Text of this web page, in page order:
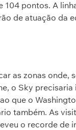
pontos. A
de atuação da
as zonas onde,
o Sky
que o
também. As
o recorde de